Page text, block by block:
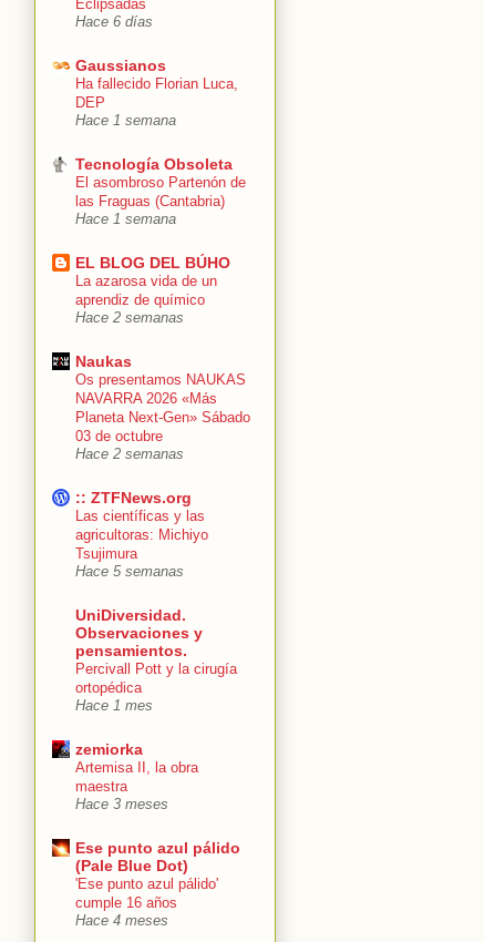
Eclipsadas
Hace 6 días
Gaussianos
Ha fallecido Florian Luca,
DEP
Hace 1 semana
Tecnología Obsoleta
El asombroso Partenón de
las Fraguas (Cantabria)
Hace 1 semana
EL BLOG DEL BÚHO
La azarosa vida de un
aprendiz de químico
Hace 2 semanas
Naukas
Os presentamos NAUKAS
NAVARRA 2026 «Más
Planeta Next-Gen» Sábado
03 de octubre
Hace 2 semanas
:: ZTFNews.org
Las científicas y las
agricultoras: Michiyo
Tsujimura
Hace 5 semanas
UniDiversidad.
Observaciones y
pensamientos.
Percivall Pott y la cirugía
ortopédica
Hace 1 mes
zemiorka
Artemisa II, la obra
maestra
Hace 3 meses
Ese punto azul pálido
(Pale Blue Dot)
'Ese punto azul pálido'
cumple 16 años
Hace 4 meses